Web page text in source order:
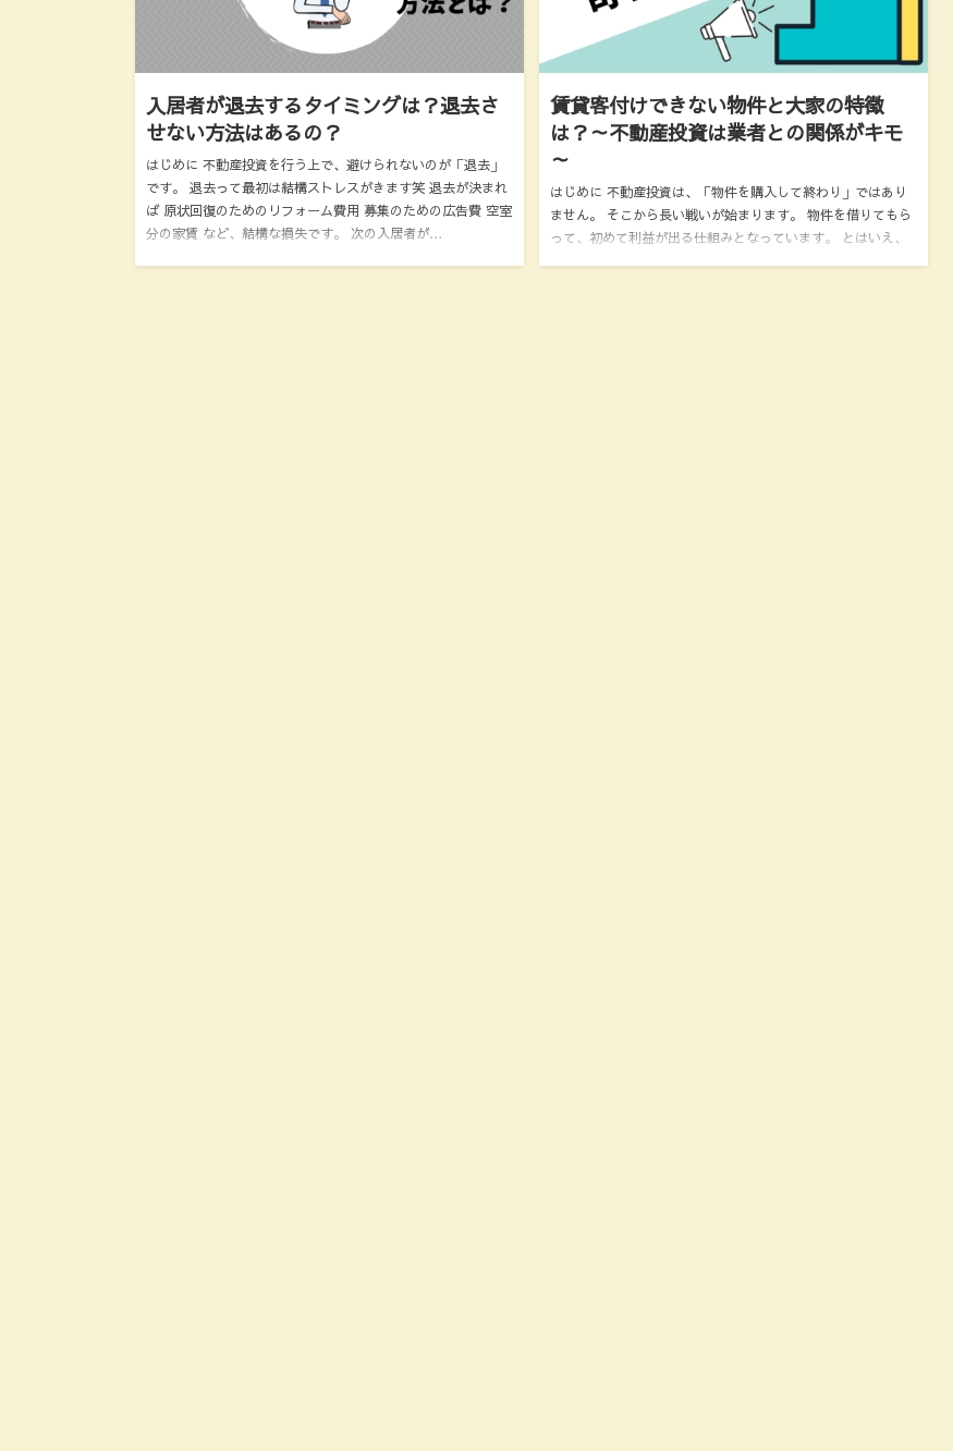
入居者が退去するタイミングは？退去さ
せない方法はあるの？
はじめに 不動産投資を行う上で、避けられないのが「退去」
です。 退去って最初は結構ストレスがきます笑 退去が決まれ
ば 原状回復のためのリフォーム費用 募集のための広告費 空室
分の家賃 など、結構な損失です。 次の入居者が…
賃貸客付けできない物件と大家の特徴
は？～不動産投資は業者との関係がキモ
～
はじめに 不動産投資は、「物件を購入して終わり」ではあり
ません。 そこから長い戦いが始まります。 物件を借りてもら
って、初めて利益が出る仕組みとなっています。 とはいえ、